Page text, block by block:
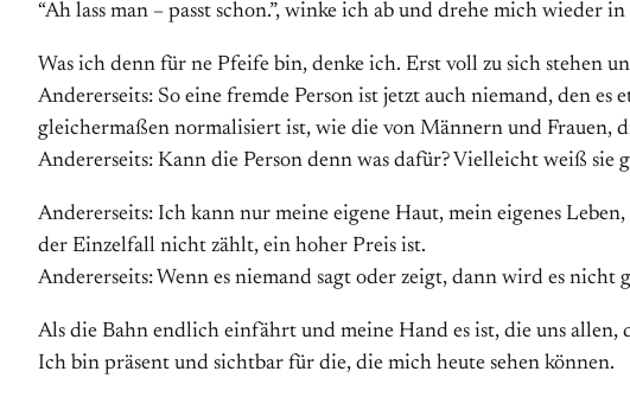
“Ah lass man – passt schon.”, winke ich ab und drehe mich wieder
Was ich denn für ne Pfeife bin, denke ich. Erst voll zu sich stehen
Andererseits: So eine fremde Person ist jetzt auch niemand, den
gleichermaßen normalisiert ist, wie die von Männern und Frauen,
Andererseits: Kann die Person denn was dafür? Vielleicht weiß sie
Andererseits: Ich kann nur meine eigene Haut, mein eigenes
der Einzelfall nicht zählt, ein hoher Preis ist.
Andererseits: Wenn es niemand sagt oder zeigt, dann wird es nicht
Als die Bahn endlich einfährt und meine Hand es ist, die uns
Ich bin präsent und sichtbar für die, die mich heute sehen können.